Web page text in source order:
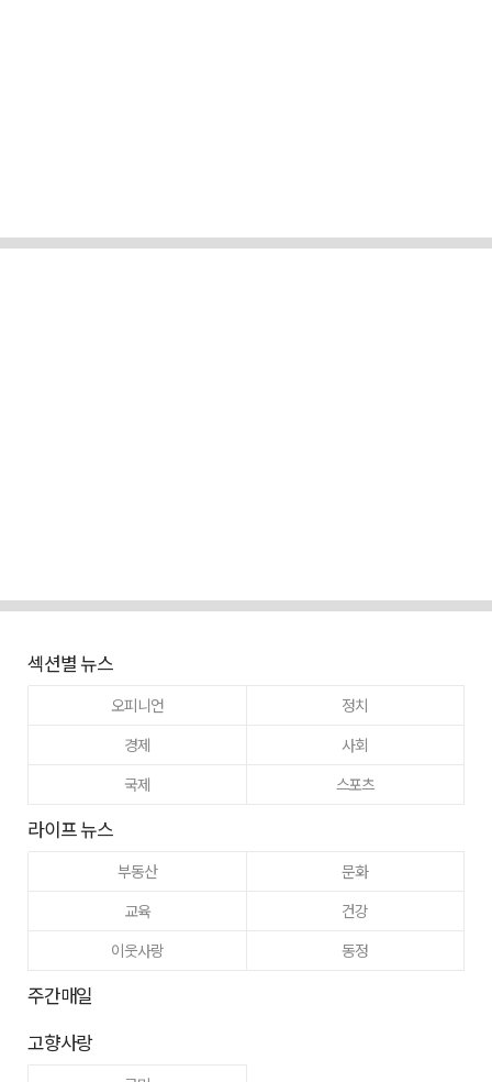
섹션별 뉴스
오피니언
정치
경제
사회
국제
스포츠
라이프 뉴스
부동산
문화
교육
건강
이웃사랑
동정
주간매일
고향사랑